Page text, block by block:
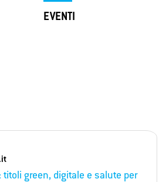
EVENTI
titoli green, digitale e salute per